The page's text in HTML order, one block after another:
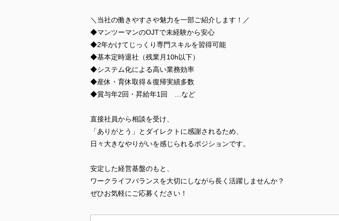
＼当社の働きやすさや魅力を一部ご紹介します！／
◆マンツーマンのOJTで未経験から安心
◆2年かけてじっくり専門スキルを習得可能
◆基本定時退社（残業月10h以下）
◆システム化による高い業務効率
◆産休・育休取得＆復帰実績多数
◆賞与年2回・昇給年1回 …など
直接社員から相談を受け、
「ありがとう」とダイレクトに感謝されるため、
日々大きなやりがいを感じられるポジションです。
安定した経営基盤のもと、
ワークライフバランスを大切にしながら長く活躍しませんか？
ぜひお気軽にご応募ください！